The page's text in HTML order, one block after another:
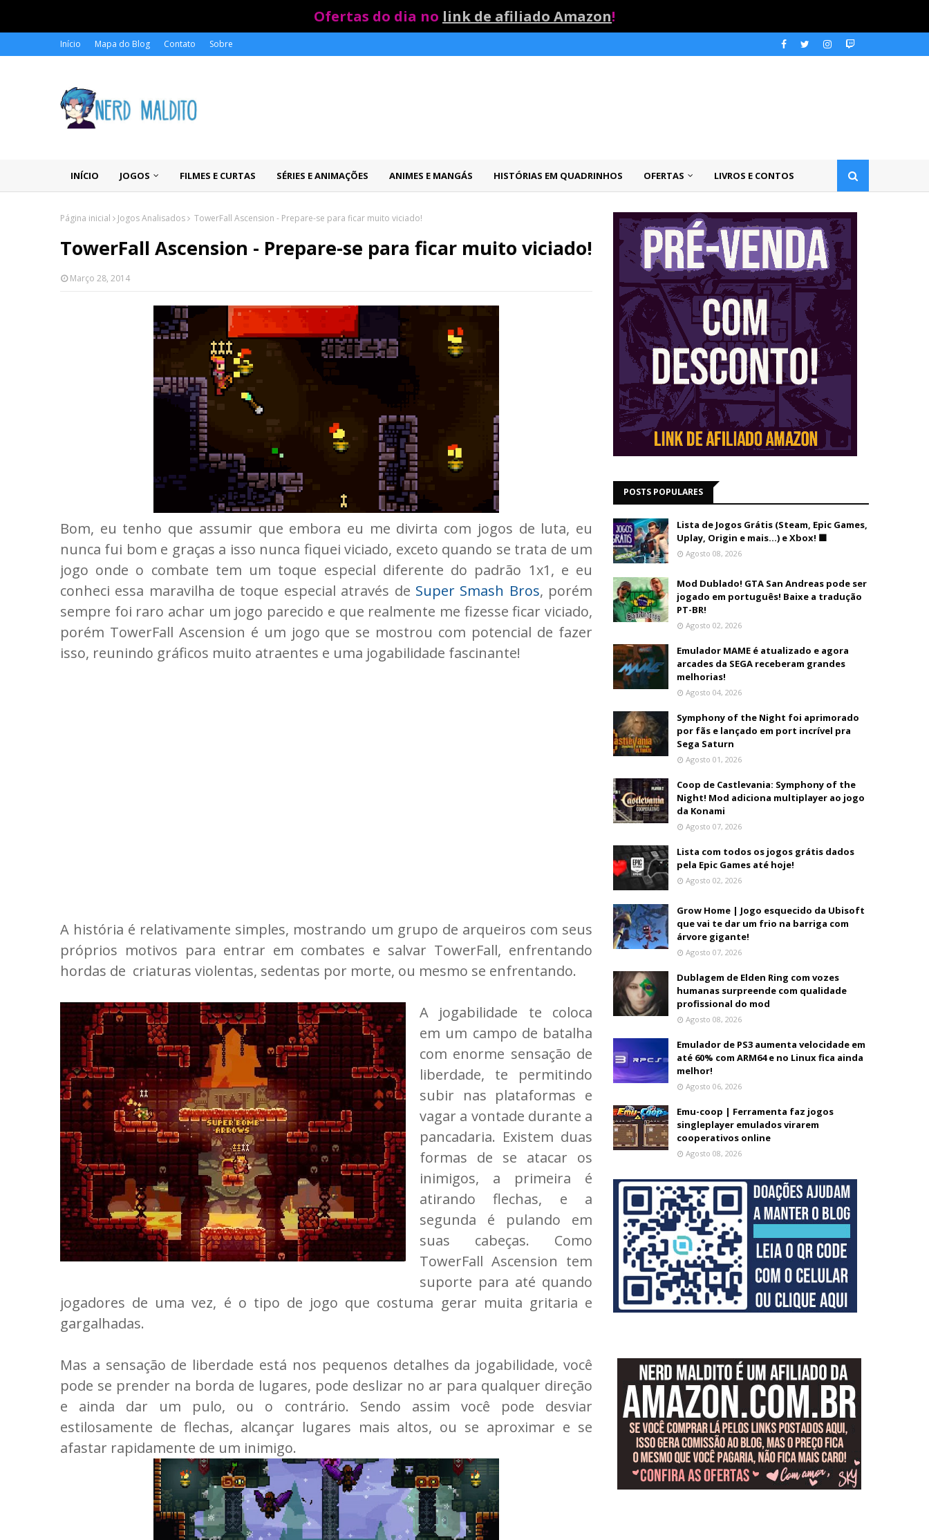
Ofertas do dia no link de afiliado Amazon!
Início Mapa do Blog Contato Sobre
INÍCIO JOGOS FILMES E CURTAS SÉRIES E ANIMAÇÕES ANIMES E MANGÁS HISTÓRIAS EM QUADRINHOS OFERTAS LIVROS E CONTOS
Página inicial Jogos Analisados TowerFall Ascension - Prepare-se para ficar muito viciado!
TowerFall Ascension - Prepare-se para ficar muito viciado!
Março 28, 2014
Bom, eu tenho que assumir que embora eu me divirta com jogos de luta, eu
nunca fui bom e graças a isso nunca fiquei viciado, exceto quando se trata de um
jogo onde o combate tem um toque especial diferente do padrão 1x1, e eu
conheci essa maravilha de toque especial através de Super Smash Bros, porém
sempre foi raro achar um jogo parecido e que realmente me fizesse ficar viciado,
porém TowerFall Ascension é um jogo que se mostrou com potencial de fazer
isso, reunindo gráficos muito atraentes e uma jogabilidade fascinante!
A história é relativamente simples, mostrando um grupo de arqueiros com seus
próprios motivos para entrar em combates e salvar TowerFall, enfrentando
hordas de criaturas violentas, sedentas por morte, ou mesmo se enfrentando.
A jogabilidade te coloca
em um campo de batalha
com enorme sensação de
liberdade, te permitindo
subir nas plataformas e
vagar a vontade durante a
pancadaria. Existem duas
formas de se atacar os
inimigos, a primeira é
atirando flechas, e a
segunda é pulando em
suas cabeças. Como
TowerFall Ascension tem
suporte para até quando
jogadores de uma vez, é o tipo de jogo que costuma gerar muita gritaria e
gargalhadas.
Mas a sensação de liberdade está nos pequenos detalhes da jogabilidade, você
pode se prender na borda de lugares, pode deslizar no ar para qualquer direção
e ainda dar um pulo, ou o contrário. Sendo assim você pode desviar
estilosamente de flechas, alcançar lugares mais altos, ou se aproximar e se
afastar rapidamente de um inimigo.
POSTS POPULARES
Lista de Jogos Grátis (Steam, Epic Games,
Uplay, Origin e mais...) e Xbox! 🟩
Agosto 08, 2026
Mod Dublado! GTA San Andreas pode ser
jogado em português! Baixe a tradução
PT-BR!
Agosto 02, 2026
Emulador MAME é atualizado e agora
arcades da SEGA receberam grandes
melhorias!
Agosto 04, 2026
Symphony of the Night foi aprimorado
por fãs e lançado em port incrível pra
Sega Saturn
Agosto 01, 2026
Coop de Castlevania: Symphony of the
Night! Mod adiciona multiplayer ao jogo
da Konami
Agosto 07, 2026
Lista com todos os jogos grátis dados
pela Epic Games até hoje!
Agosto 02, 2026
Grow Home | Jogo esquecido da Ubisoft
que vai te dar um frio na barriga com
árvore gigante!
Agosto 07, 2026
Dublagem de Elden Ring com vozes
humanas surpreende com qualidade
profissional do mod
Agosto 08, 2026
Emulador de PS3 aumenta velocidade em
até 60% com ARM64 e no Linux fica ainda
melhor!
Agosto 06, 2026
Emu-coop | Ferramenta faz jogos
singleplayer emulados virarem
cooperativos online
Agosto 08, 2026